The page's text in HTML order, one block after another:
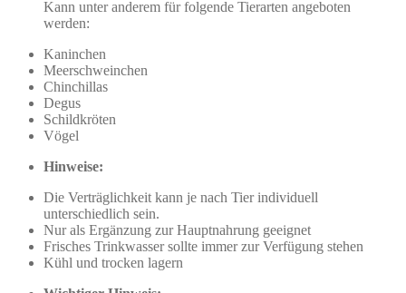
Kann unter anderem für folgende Tierarten angeboten
werden:
Kaninchen
Meerschweinchen
Chinchillas
Degus
Schildkröten
Vögel
Hinweise:
Die Verträglichkeit kann je nach Tier individuell
unterschiedlich sein.
Nur als Ergänzung zur Hauptnahrung geeignet
Frisches Trinkwasser sollte immer zur Verfügung stehen
Kühl und trocken lagern